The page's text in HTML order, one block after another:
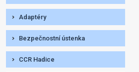
Adaptéry
Bezpečnostní ústenka
CCR Hadice